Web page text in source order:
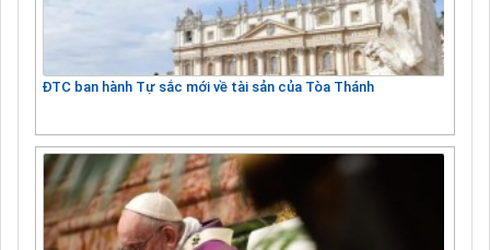
ĐTC ban hành Tự sắc mới về tài sản của Tòa Thánh